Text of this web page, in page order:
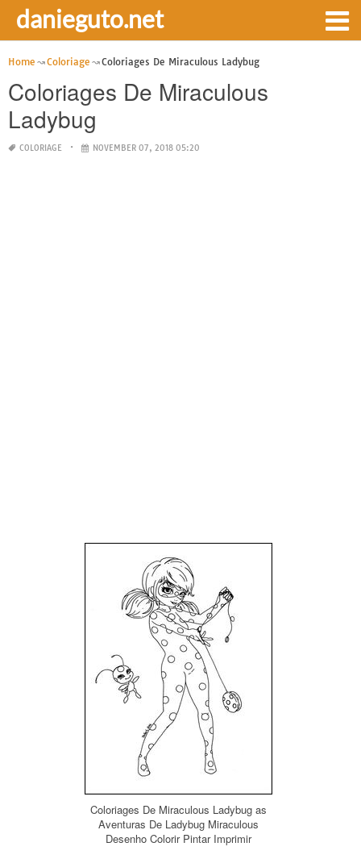
danieguto.net
Home Coloriage Coloriages De Miraculous Ladybug
Coloriages De Miraculous
Ladybug
COLORIAGE NOVEMBER 07, 2018 05:20
Coloriages De Miraculous Ladybug as
Aventuras De Ladybug Miraculous
Desenho Colorir Pintar Imprimir